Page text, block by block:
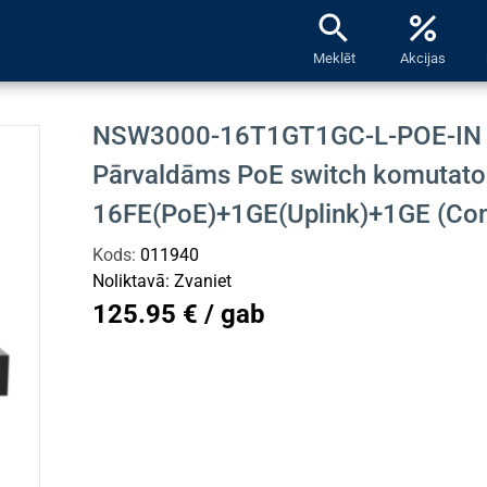
search
Meklēt
percent
Akcijas
NSW3000-16T1GT1GC-L-POE-IN
Pārvaldāms PoE switch
16FE(PoE)+1GE(Uplink)+1GE
Kods: 011940
Noliktavā: Zvaniet
125.95 € / gab